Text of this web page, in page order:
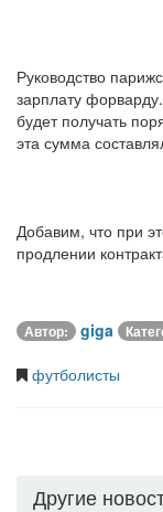
Руководство
зарплату
будет получать
эта сумма
Добавим, что при
продлении
Автор: giga
футболисты
Другие